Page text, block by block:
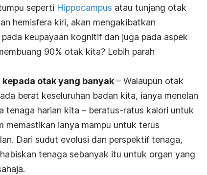
seperti Hippocampus atau tunjang otak
hemisfera kiri, akan mengakibatkan
keupayaan kognitif dan juga pada aspek
90% otak kita? Lebih parah
otak yang banyak – Walaupun otak
berat keseluruhan badan kita, ianya menelan
tenaga harian kita – beratus-ratus kalori untuk
memastikan ianya mampu untuk terus
Dari sudut evolusi dan perspektif tenaga,
tenaga sebanyak itu untuk organ yang